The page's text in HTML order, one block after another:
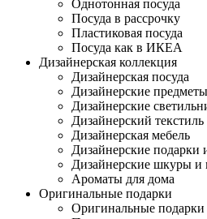
Однотонная посуда
Посуда в рассрочку
Пластиковая посуда
Посуда как в ИКЕА
Дизайнерская коллекция
Дизайнерская посуда
Дизайнерские
Дизайнерские
Дизайнерский текстиль
Дизайнерская мебель
Дизайнерские подарки
Дизайнерские шкуры и
Ароматы для дома
Оригинальные подарки
Оригинальные